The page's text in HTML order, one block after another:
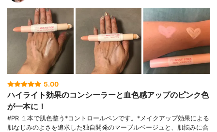
5.00
ハイライト効果のコンシーラーと血色感アップのピンク色
が一本に！
#PR １本で肌色整う*コントロールペンです。*メイクアップ効果による
肌なじみのよさを追求した独自開発のマーブルベージュと、肌悩みに合